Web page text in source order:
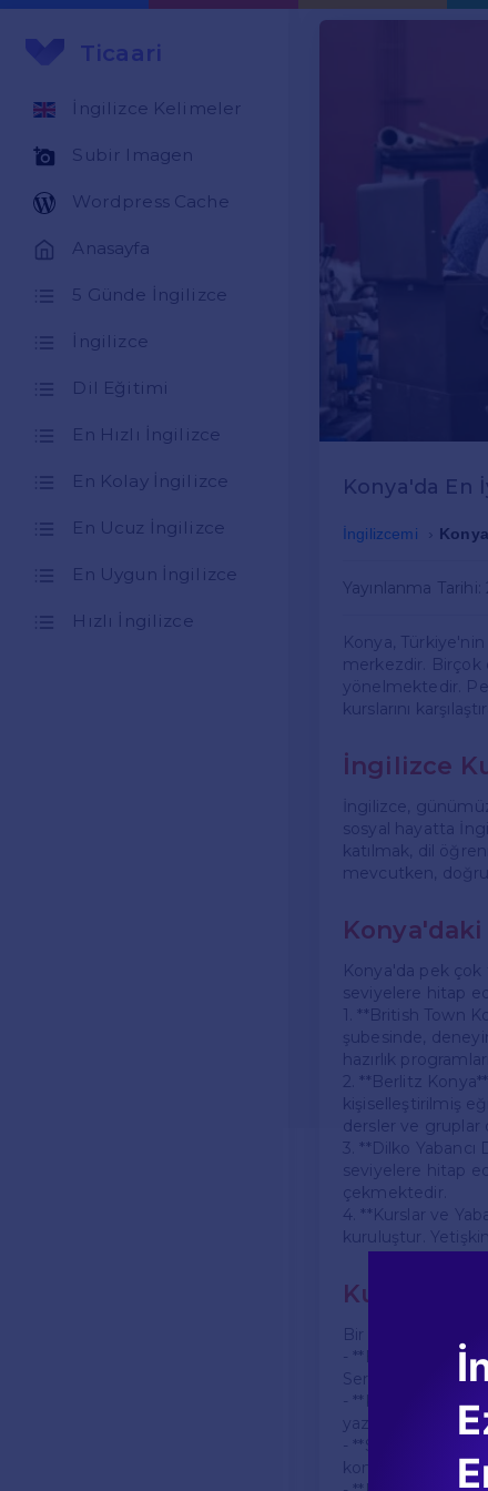
Ticaari
İngilizce Kelimeler
Subir Imagen
Wordpress Cache
Anasayfa
5 Günde İngilizce
İngilizce
Dil Eğitimi
En Hızlı İngilizce
En Kolay İngilizce
En Ucuz İngilizce
En Uygun İngilizce
Hızlı İngilizce
Konya'da En
İngilizcemi
Yayınlanma Tarihi:
Konya,
merkezdir. Birçok
yönelmektedir.
kurslarını
İngilizce
İngilizce,
sosyal hayatta
katılmak, dil
mevcutken,
Konya'da pek çok
seviyelere hitap
1. **British Town
şubesinde,
hazırlık
2. **Berlitz
kişiselleştirilmiş
dersler ve gruplar
3. **Dilko
seviyelere hitap
çekmektedir.
4. **Kurslar ve
kuruluştur.
Kursların
Bir İngilizce kursu
- **Eğitmen
Sertifikalı ve
- **Kurs
yazma, dinleme
- **Sınav
konuda destek